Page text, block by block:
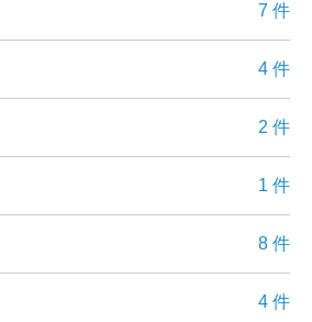
7 件
4 件
2 件
1 件
8 件
4 件